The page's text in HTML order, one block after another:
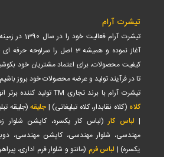
تیشرت آرام
تیشرت آرام
آغاز نموده و همیشه 3 اصل را
کیفیت محصولات، برای اعتماد مشتریان خود
تا در فرآیند تولید و عرضه محصولات خود بروز
تیشرت آرام با برند تجاری TM تولید کننده برتر انواع
کلاه (کلاه نقابدار، کلاه تبلیغاتی) | جلیقه (جلیقه
| لباس کار (لباس کار یکسره، کاپشن شلوار
مهندسی، شلوار مهندسی، کاپشن مهندسی،
یکسره) | لباس فرم (مانتو و شلوار فرم اداری،